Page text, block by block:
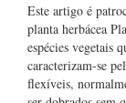
Este artigo é
planta herbácea
espécies vegetais
caracterizam-se
flexíveis,